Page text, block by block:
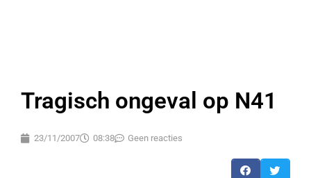
Tragisch ongeval op N41
23/11/2007 08:38 Geen reacties